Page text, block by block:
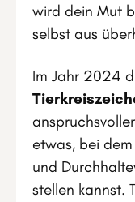
wird dein Mut
selbst aus
Im Jahr 2024
etwas, bei
und
stellen kannst.